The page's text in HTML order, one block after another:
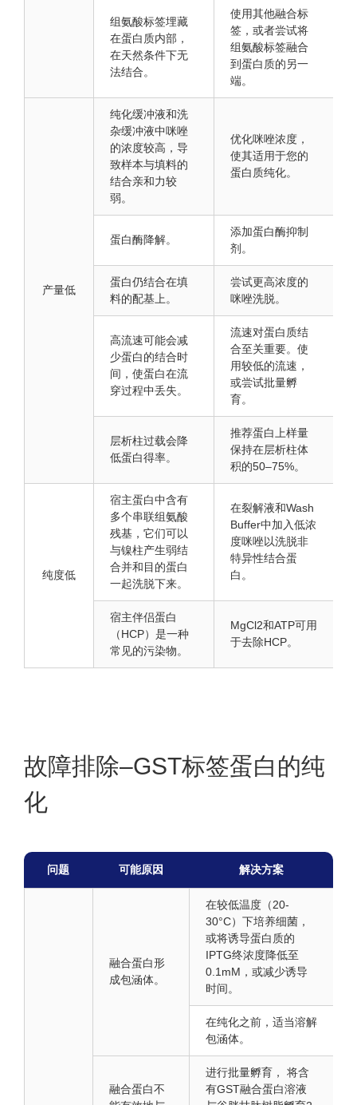
组氨酸标签埋藏
在蛋白质内部，
在天然条件下无
法结合。
使用其他融合标
签，或者尝试将
组氨酸标签融合
到蛋白质的另一
端。
产量低
纯化缓冲液和洗
杂缓冲液中咪唑
的浓度较高，导
致样本与填料的
结合亲和力较
弱。
优化咪唑浓度，
使其适用于您的
蛋白质纯化。
蛋白酶降解。
添加蛋白酶抑制
剂。
蛋白仍结合在填
料的配基上。
尝试更高浓度的
咪唑洗脱。
高流速可能会减
少蛋白的结合时
间，使蛋白在流
穿过程中丢失。
流速对蛋白质结
合至关重要。使
用较低的流速，
或尝试批量孵
育。
层析柱过载会降
低蛋白得率。
推荐蛋白上样量
保持在层析柱体
积的50–75%。
纯度低
宿主蛋白中含有
多个串联组氨酸
残基，它们可以
与镍柱产生弱结
合并和目的蛋白
一起洗脱下来。
在裂解液和Wash
Buffer中加入低浓
度咪唑以洗脱非
特异性结合蛋
白。
宿主伴侣蛋白
（HCP）是一种
常见的污染物。
MgCl2和ATP可用
于去除HCP。
故障排除–GST标签蛋白的纯
化
问题 可能原因 解决方案
融合蛋白形
成包涵体。
在较低温度（20-
30°C）下培养细菌，
或将诱导蛋白质的
IPTG终浓度降低至
0.1mM，或减少诱导
时间。
在纯化之前，适当溶解
包涵体。
融合蛋白不
进行批量孵育， 将含
有GST融合蛋白溶液